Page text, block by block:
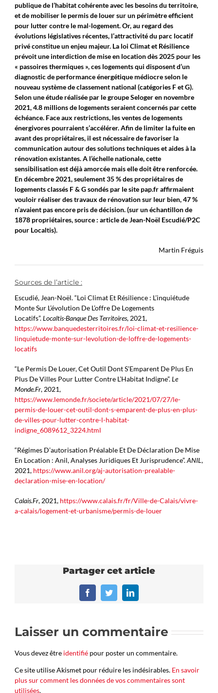
publique de l’habitat cohérente avec les besoins du territoire,
et de mobiliser le permis de louer sur un périmètre efficient
pour lutter contre le mal-logement. Or, au regard des
évolutions législatives récentes, l’attractivité du parc locatif
privé constitue un enjeu majeur. La loi Climat et Résilience
prévoit une interdiction de mise en location dès 2025 pour les
« passoires thermiques », ces logements qui disposent d’un
diagnostic de performance énergétique médiocre selon le
nouveau système de classement national (catégories F et G).
Selon une étude réalisée par le groupe Seloger en novembre
2021, 4.8 millions de logements seraient concernés par cette
échéance. Face aux restrictions, les ventes de logements
énergivores pourraient s’accélérer. Afin de limiter la fuite en
avant des propriétaires, il est nécessaire de favoriser la
communication autour des solutions techniques et aides à la
rénovation existantes. A l’échelle nationale, cette
sensibilisation est déjà amorcée mais elle doit être renforcée.
En décembre 2021, seulement 35 % des propriétaires de
logements classés F & G sondés par le site pap.fr affirmaient
vouloir réaliser des travaux de rénovation sur leur bien, 47 %
n’avaient pas encore pris de décision. (sur un échantillon de
1878 propriétaires, source : article de Jean-Noël Escudié/P2C
pour Localtis).
Martin Fréguis
Sources de l’article :
Escudié, Jean-Noël. “Loi Climat Et Résilience : L’inquiétude
Monte Sur L’évolution De L’offre De Logements
Locatifs”.Localtis-Banque Des Territoires, 2021,
https://www.banquedesterritoires.fr/loi-climat-et-resilience-
linquietude-monte-sur-levolution-de-loffre-de-logements-
locatifs
“Le Permis De Louer, Cet Outil Dont S’Emparent De Plus En
Plus De Villes Pour Lutter Contre L’Habitat Indigne”.Le
Monde.Fr, 2021,
https://www.lemonde.fr/societe/article/2021/07/27/le-
permis-de-louer-cet-outil-dont-s-emparent-de-plus-en-plus-
de-villes-pour-lutter-contre-l-habitat-
indigne_6089612_3224.html
“Régimes D’autorisation Préalable Et De Déclaration De Mise
En Location : Anil, Analyses Juridiques Et Jurisprudence”.ANIL,
2021, https://www.anil.org/aj-autorisation-prealable-
declaration-mise-en-location/
Calais.Fr, 2021, https://www.calais.fr/fr/Ville-de-Calais/vivre-
a-calais/logement-et-urbanisme/permis-de-louer
Partager cet article
FacebookTwitterLinkedIn
Laisser un commentaire
Vous devez être identifié pour poster un commentaire.
Ce site utilise Akismet pour réduire les indésirables. En savoir
plus sur comment les données de vos commentaires sont
utilisées.